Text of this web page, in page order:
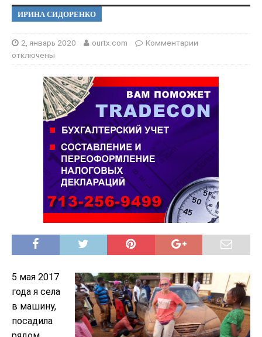
ИРИНА СИДОРЕНКО
2, январь 2020 ourtx.com
Комментарии
отключены
5 мая 2017
года я села
в машину,
посадила